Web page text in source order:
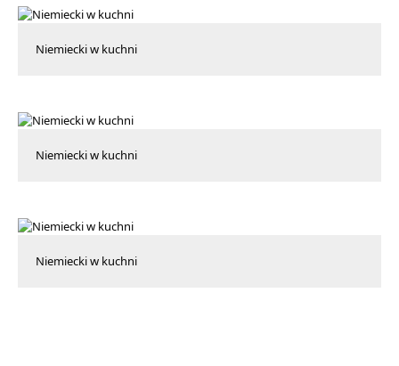
Niemiecki w kuchni
Niemiecki w kuchni
Niemiecki w kuchni